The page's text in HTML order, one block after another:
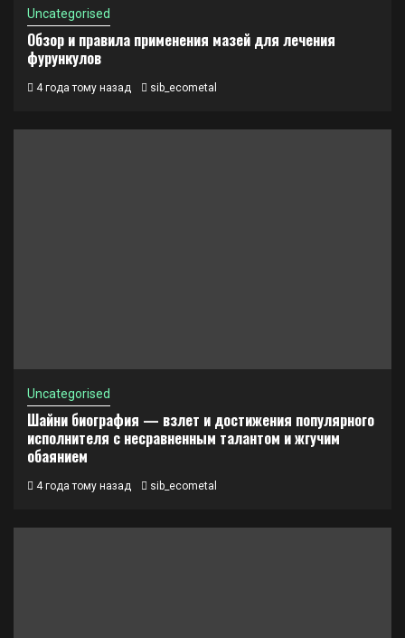
Uncategorised
Обзор и правила применения мазей для лечения
фурункулов
4 года тому назад sib_ecometal
Uncategorised
Шайни биография — взлет и достижения популярного
исполнителя с несравненным талантом и жгучим
обаянием
4 года тому назад sib_ecometal